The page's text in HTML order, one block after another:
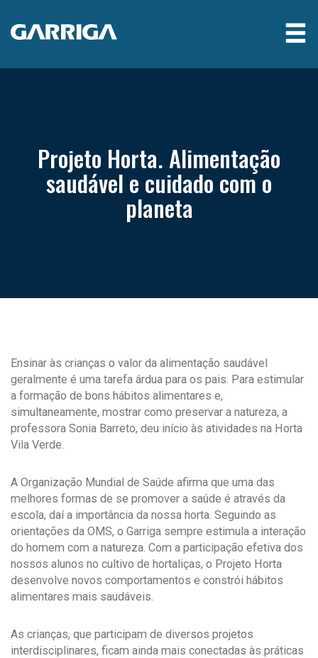
Projeto Horta. Alimentação
saudável e cuidado com o
planeta
Ensinar às crianças o valor da alimentação saudável
geralmente é uma tarefa árdua para os pais. Para estimular
a formação de bons hábitos alimentares e,
simultaneamente, mostrar como preservar a natureza, a
professora Sonia Barreto, deu início às atividades na Horta
Vila Verde.
A Organização Mundial de Saúde afirma que uma das
melhores formas de se promover a saúde é através da
escola, daí a importância da nossa horta. Seguindo as
orientações da OMS, o Garriga sempre estimula a interação
do homem com a natureza. Com a participação efetiva dos
nossos alunos no cultivo de hortaliças, o Projeto Horta
desenvolve novos comportamentos e constrói hábitos
alimentares mais saudáveis.
As crianças, que participam de diversos projetos
interdisciplinares, ficam ainda mais conectadas às práticas